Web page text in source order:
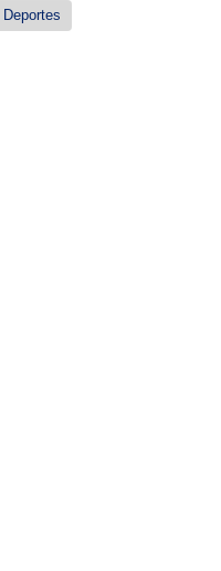
Deportes